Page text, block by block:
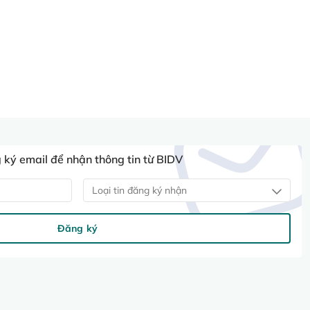
email để nhận thông tin từ BIDV
Loại tin đăng ký nhận
Đăng ký